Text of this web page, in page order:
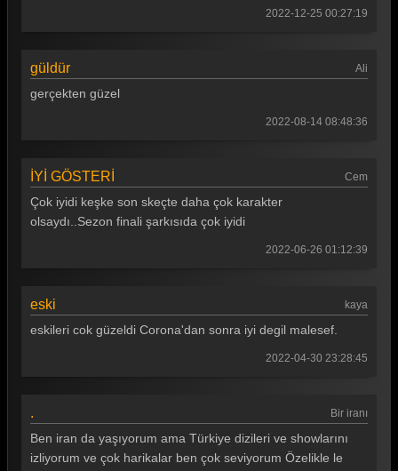
Güldür güldür 180. Bölüm
Güldür güldür 177. Bölüm
Güldür güldür 176. Bölüm
Güldür güldür 172. Bölüm
Güldür güldür 169. Bölüm
Güldür güldür 168. Bölüm
2022-12-25 00:27:19
güldür Ali
gerçekten güzel
2022-08-14 08:48:36
İYİ GÖSTERİ Cem
Çok iyidi keşke son skeçte daha çok karakter
olsaydı..Sezon finali şarkısıda çok iyidi
2022-06-26 01:12:39
eski kaya
eskileri cok güzeldi Corona'dan sonra iyi degil malesef.
2022-04-30 23:28:45
. Bir iranı
Ben iran da yaşıyorum ama Türkiye dizileri ve showlarını
izliyorum ve çok harikalar ben çok seviyorum Özelikle le